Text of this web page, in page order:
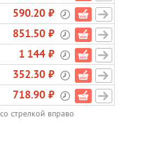
590.20 ₽
851.50 ₽
1 144 ₽
352.30 ₽
718.90 ₽
стрелкой вправо